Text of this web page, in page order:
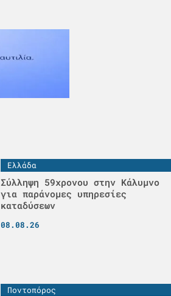
Ελλάδα
Σύλληψη 59χρονου στην Κάλυμνο
για παράνομες υπηρεσίες
καταδύσεων
08.08.26
Ποντοπόρος